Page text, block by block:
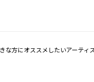
な方にオススメしたいアーティ